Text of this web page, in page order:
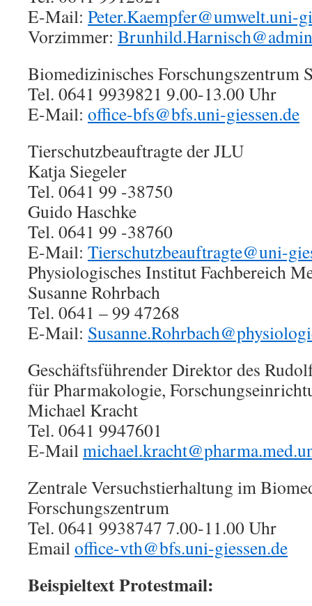
E-Mail: Peter.Kaempfer@umwelt.uni-
Vorzimmer:
Biomedizinisches Forschungszentrum
Tel. 0641 9939821 9.00-13.00 Uhr
E-Mail: office-bfs@bfs.uni-giessen.de
Tierschutzbeauftragte der JLU
Katja Siegeler
Tel. 0641 99 -38750
Guido Haschke
Tel. 0641 99 -38760
E-Mail: Tierschutzbeauftragte@uni-
Physiologisches Institut Fachbereich
Susanne Rohrbach
Tel. 0641 – 99 47268
E-Mail:
Geschäftsführender Direktor des
für Pharmakologie,
Michael Kracht
Tel. 0641 9947601
E-Mail
Zentrale Versuchstierhaltung im
Forschungszentrum
Tel. 0641 9938747 7.00-11.00 Uhr
Emailoffice-vth@bfs.uni-giessen.de
Beispieltext Protestmail: